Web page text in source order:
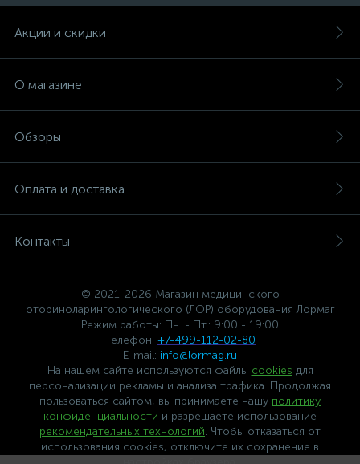
Акции и скидки
О магазине
Обзоры
Оплата и доставка
Контакты
© 2021-2026 Магазин медицинского
оториноларингологического (ЛОР) оборудования Лормаг
Режим работы: Пн. - Пт.: 9:00 - 19:00
Телефон: +7-499-112-02-80
E-mail: info@lormag.ru
На нашем сайте используются файлы cookies для
персонализации рекламы и анализа трафика. Продолжая
пользоваться сайтом, вы принимаете нашу политику
конфиденциальности и разрешаете использование
рекомендательных технологий. Чтобы отказаться от
использования cookies, отключите их сохранение в